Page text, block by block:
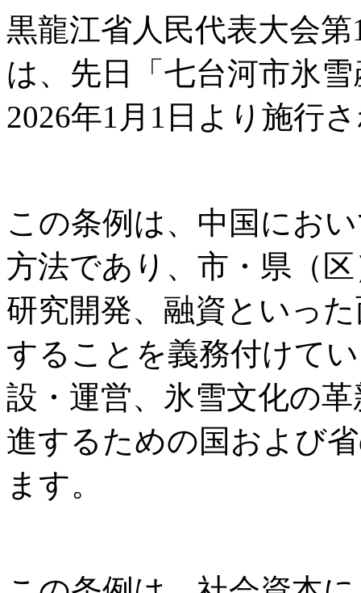
黒龍江省人民代表大会
は、先日「七台河市氷
2026年1月1日より施行
この条例は、中国にお
方法であり、市・県（
研究開発、融資といっ
することを義務付けて
設・運営、氷雪文化の
進するための国および
ます。